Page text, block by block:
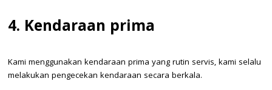
4. Kendaraan prima
Kami menggunakan kendaraan prima yang rutin servis, kami selalu
melakukan pengecekan kendaraan secara berkala.